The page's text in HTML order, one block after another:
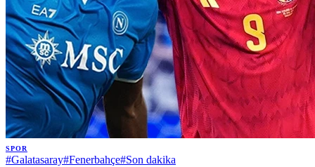
SPOR
#Galatasaray#Fenerbahçe#Son dakika